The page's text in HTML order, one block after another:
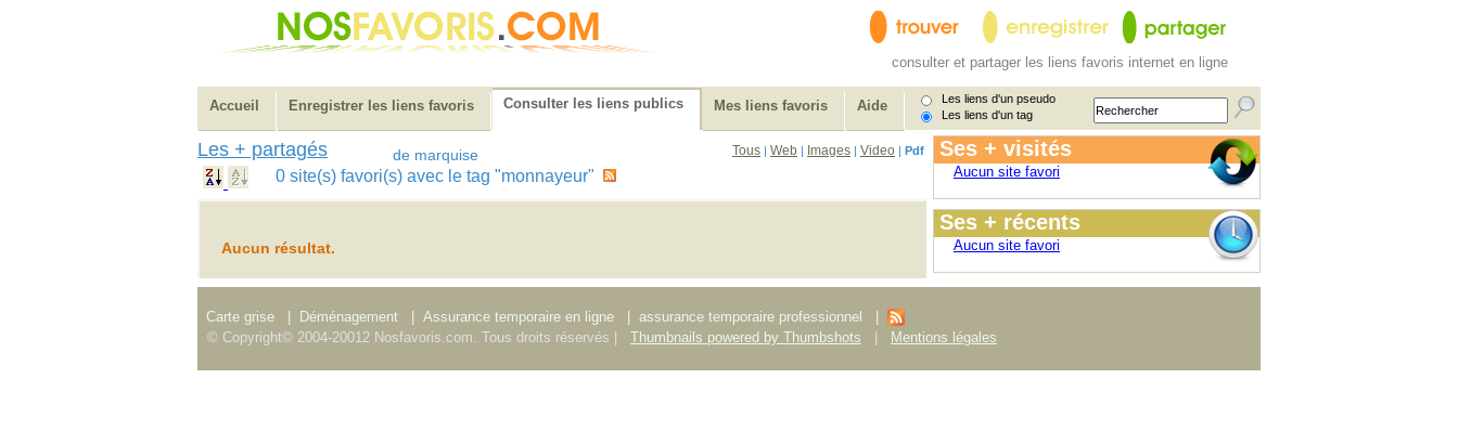
consulter et partager les liens favoris internet en ligne
Accueil Enregistrer les liens favoris Consulter les liens publics Mes liens favoris Aide
Les liens d'un pseudo
Les liens d'un tag
Les + partagés de marquise Tous | Web | Images | Video | Pdf
0 site(s) favori(s) avec le tag "monnayeur"
Aucun résultat.
Ses + visités
Aucun site favori
Ses + récents
Aucun site favori
Carte grise Déménagement Assurance temporaire en ligne assurance temporaire professionnel
© Copyright© 2004-20012 Nosfavoris.com. Tous droits réservés |
Thumbnails powered by Thumbshots Mentions légales